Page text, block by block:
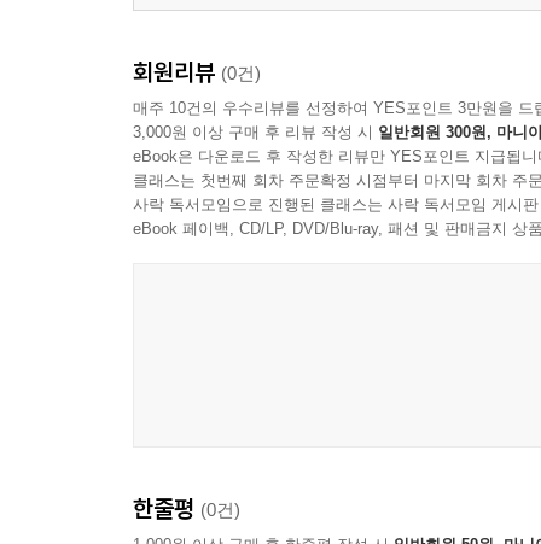
회원리뷰 (0건)
매주 10건의 우수리뷰를 선정하여 YES포인트 3만원을 드
3,000원 이상 구매 후 리뷰 작성 시 일반회원 300원, 마니
eBook은 다운로드 후 작성한 리뷰만 YES포인트 지급됩니
클래스는 첫번째 회차 주문확정 시점부터 마지막 회차 주
사락 독서모임으로 진행된 클래스는 사락 독서모임 게시
eBook 페이백, CD/LP, DVD/Blu-ray, 패션 및 판매금지 상
한줄평 (0건)